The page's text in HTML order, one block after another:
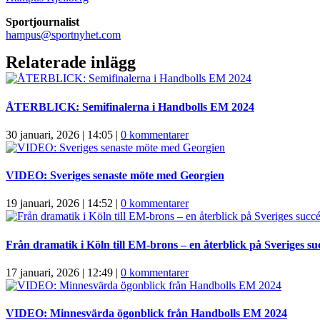
Sportjournalist
hampus@sportnyhet.com
Relaterade inlägg
ÅTERBLICK: Semifinalerna i Handbolls EM 2024
30 januari, 2026 | 14:05 | 0 kommentarer
VIDEO: Sveriges senaste möte med Georgien
19 januari, 2026 | 14:52 | 0 kommentarer
Från dramatik i Köln till EM-brons – en återblick på Sveriges
17 januari, 2026 | 12:49 | 0 kommentarer
VIDEO: Minnesvärda ögonblick från Handbolls EM 2024